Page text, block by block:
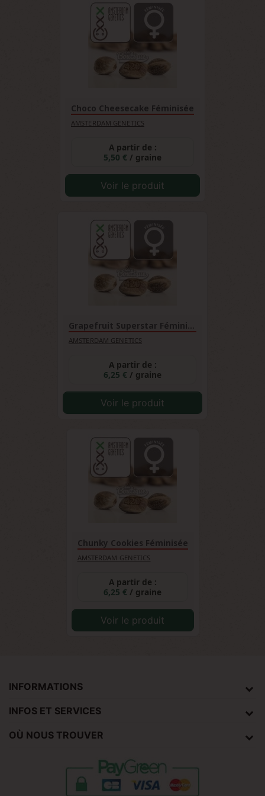
Choco Cheesecake Féminisée
AMSTERDAM GENETICS
A partir de :
5,50 € / graine
Voir le produit
Grapefruit Superstar Féminisée
AMSTERDAM GENETICS
A partir de :
6,25 € / graine
Voir le produit
Chunky Cookies Féminisée
AMSTERDAM GENETICS
A partir de :
6,25 € / graine
Voir le produit
INFORMATIONS
INFOS ET SERVICES
OÙ NOUS TROUVER